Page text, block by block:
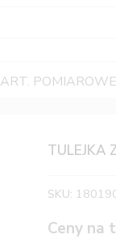
ART. POMIAROWE
TULEJKA
SKU:
Ceny na